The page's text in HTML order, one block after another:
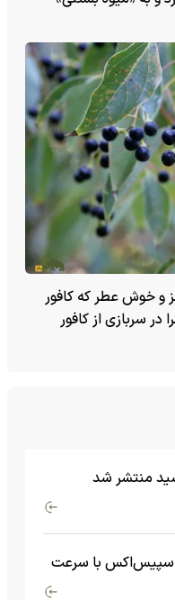
و خوش عطر که کافور
سربازی از کافور
منتشر شد
کیلویی اسپیس‌اکس با سرعت